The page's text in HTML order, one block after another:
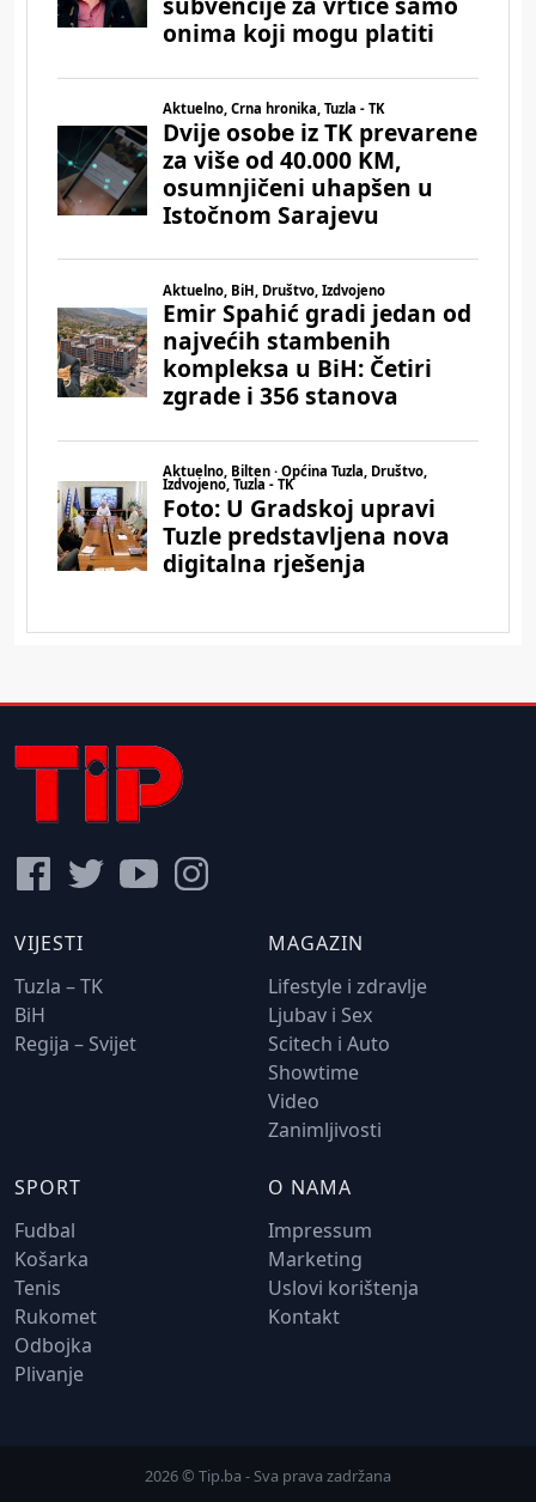
VIJESTI
Tuzla – TK
BiH
Regija – Svijet
MAGAZIN
Lifestyle i zdravlje
Ljubav i Sex
Scitech i Auto
Showtime
Video
Zanimljivosti
SPORT
Fudbal
Košarka
Tenis
Rukomet
Odbojka
Plivanje
O NAMA
Impressum
Marketing
Uslovi korištenja
Kontakt
2026 © Tip.ba - Sva prava zadržana